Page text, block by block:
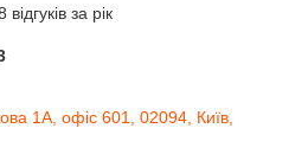
за рік
1А, офіс 601, 02094, Київ,